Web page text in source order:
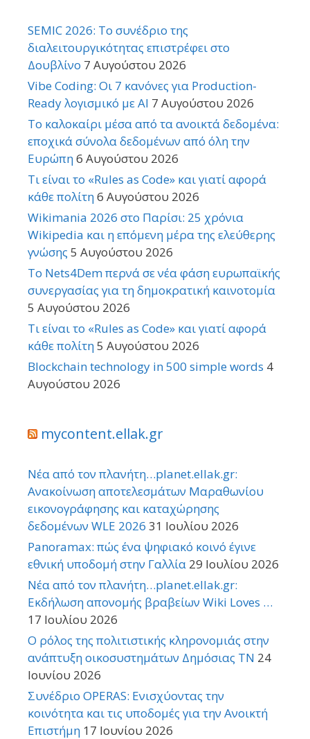
SEMIC 2026: Το συνέδριο της
διαλειτουργικότητας επιστρέφει στο
Δουβλίνο 7 Αυγούστου 2026
Vibe Coding: Οι 7 κανόνες για Production-
Ready λογισμικό με AI 7 Αυγούστου 2026
Το καλοκαίρι μέσα από τα ανοικτά δεδομένα:
εποχικά σύνολα δεδομένων από όλη την
Ευρώπη6 Αυγούστου 2026
Τι είναι το «Rules as Code» και γιατί αφορά
κάθε πολίτη6 Αυγούστου 2026
Wikimania 2026 στο Παρίσι: 25 χρόνια
Wikipedia και η επόμενη μέρα της ελεύθερης
γνώσης 5 Αυγούστου 2026
Το Nets4Dem περνά σε νέα φάση ευρωπαϊκής
συνεργασίας για τη δημοκρατική καινοτομία
5 Αυγούστου 2026
Τι είναι το «Rules as Code» και γιατί αφορά
κάθε πολίτη5 Αυγούστου 2026
Blockchain technology in 500 simple words 4
Αυγούστου 2026
mycontent.ellak.gr
Νέα από τον πλανήτη…planet.ellak.gr:
Ανακοίνωση αποτελεσμάτων Μαραθωνίου
εικονογράφησης και καταχώρησης
δεδομένων WLE 2026 31 Ιουλίου 2026
Panoramax: πώς ένα ψηφιακό κοινό έγινε
εθνική υποδομή στην Γαλλία 29 Ιουλίου 2026
Νέα από τον πλανήτη…planet.ellak.gr:
Εκδήλωση απονομής βραβείων Wiki Loves …
17 Ιουλίου 2026
Ο ρόλος της πολιτιστικής κληρονομιάς στην
ανάπτυξη οικοσυστημάτων Δημόσιας TN 24
Ιουνίου 2026
Συνέδριο OPERAS: Ενισχύοντας την
κοινότητα και τις υποδομές για την Ανοικτή
Επιστήμη 17 Ιουνίου 2026